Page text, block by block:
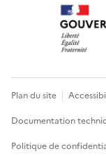
Plan du site
Documentation
Politique de